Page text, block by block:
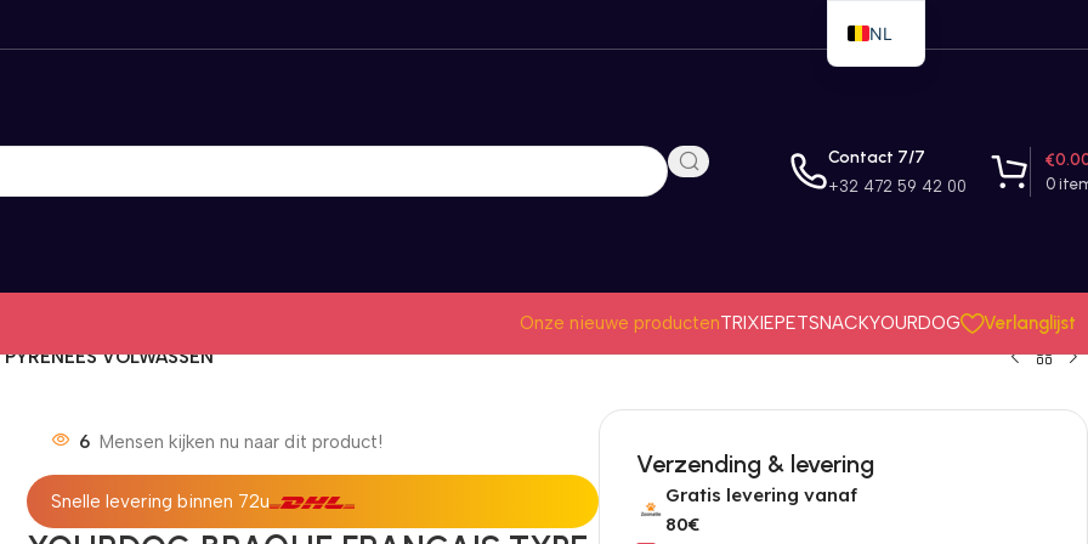
Contact 7/7
+32 472 59 42 00 0
€
Onze nieuwe productenTRIXIEPETSNACKYOURDOG
Verlanglijst
VOLWASSEN
6 Mensen kijken nu naar dit product!
Snelle levering binnen 72u
Verzending & levering
Gratis levering vanaf
80€
NL
EN